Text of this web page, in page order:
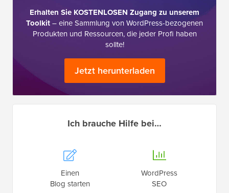
Erhalten Sie KOSTENLOSEN Zugang zu unserem
Toolkit– eine Sammlung von WordPress-bezogenen
Produkten und Ressourcen, die jeder Profi haben
sollte!
Jetzt herunterladen
Ich brauche Hilfe bei…
Einen
Blog starten
WordPress
SEO